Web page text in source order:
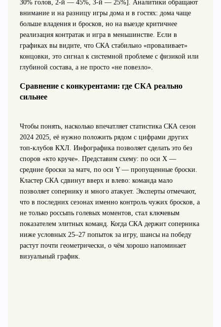
30% голов, 2-й — 45%, 3-й — 25%]. Аналитики обращают
внимание и на разницу игры дома и в гостях: дома чаще
больше владения и бросков, но на выезде критичнее
реализация контратак и игра в меньшинстве. Если в
графиках вы видите, что СКА стабильно «проваливает»
концовки, это сигнал к системной проблеме с физикой или
глубиной состава, а не просто «не повезло».
Сравнение с конкурентами: где СКА реально
сильнее
Чтобы понять, насколько впечатляет статистика СКА сезон
2024 2025, её нужно положить рядом с цифрами других
топ-клубов КХЛ. Инфографика позволяет сделать это без
споров «кто круче». Представим схему: по оси X —
средние броски за матч, по оси Y — пропущенные броски.
Кластер СКА сдвинут вверх и влево: команда мало
позволяет сопернику и много атакует. Эксперты отмечают,
что в последних сезонах именно контроль чужих бросков, а
не только россыпь голевых моментов, стал ключевым
показателем элитных команд. Когда СКА держит соперника
ниже условных 25–27 попыток за игру, шансы на победу
растут почти геометрически, о чём хорошо напоминает
визуальный график.